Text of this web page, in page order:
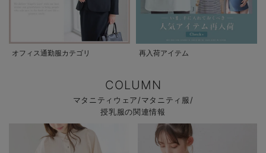
オフィス通勤服カテゴリ 再入荷アイテム
COLUMN
マタニティウェア/マタニティ服/
授乳服の関連情報